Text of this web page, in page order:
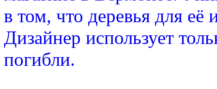
в том, что деревья для её
Дизайнер использует
погибли.